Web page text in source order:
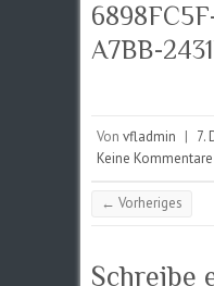
A7BB-
Von vfladmin | 7.
Keine Kommentare
← Vorheriges
Schreibe